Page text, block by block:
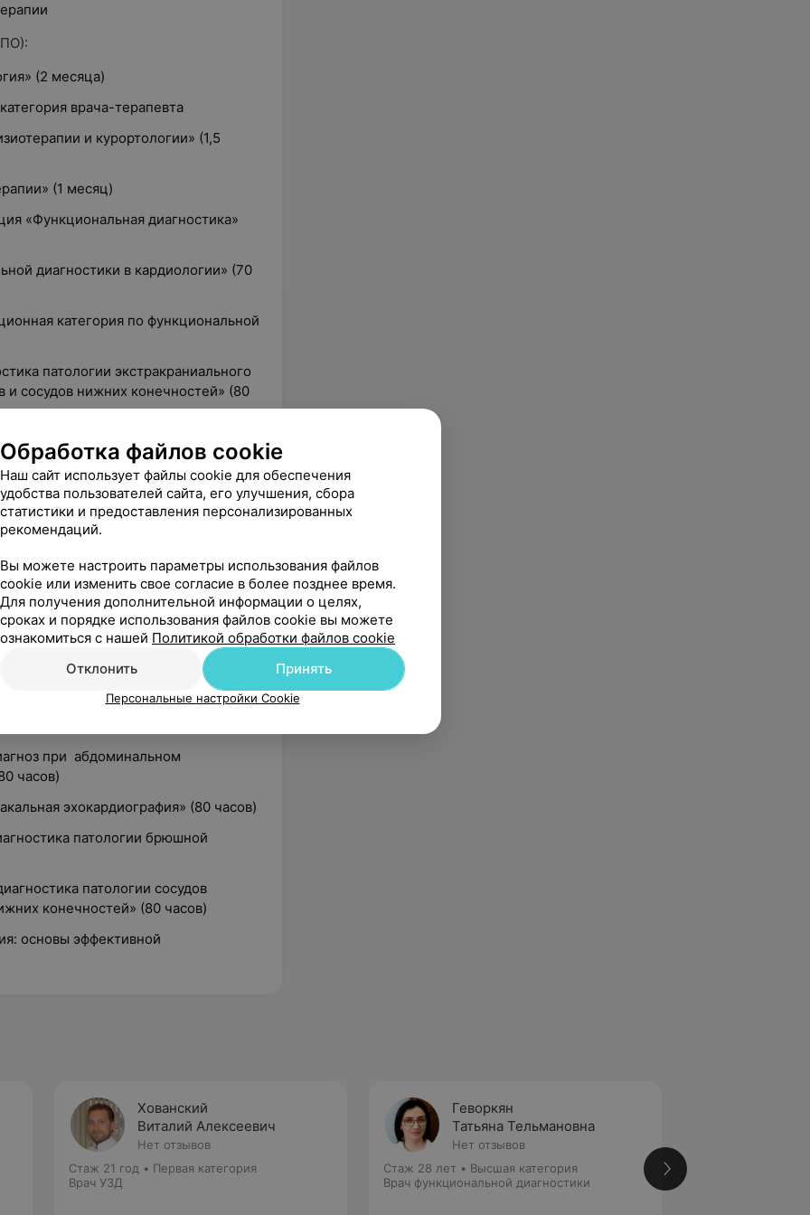
(2 месяца)
врача-терапевта
и курортологии» (1,5
(1 месяц)
«Функциональная диагностика»
диагностики в кардиологии» (70
категория по функциональной
патологии экстракраниального
и сосудов нижних конечностей» (80
приобретенных пороков
«Ультразвуковая диагностика» (765
категория — врач
пороков сердца» (80
заболеваний сердца и сосудов»
патологии сосудов нижних
сонографии» (6 часов)
при абдоминальном
часов)
эхокардиография» (80 часов)
патологии брюшной
патологии сосудов
конечностей» (80 часов)
основы эффективной
Хованский
Виталий Алексеевич
Нет отзывов
Стаж 21 год • Первая категория
Врач УЗД
Геворкян
Татьяна Тельмановна
Нет отзывов
Стаж 28 лет • Высшая категория
Врач функциональной диагностики
Обработка файлов cookie
Наш сайт использует файлы cookie для обеспечения
удобства пользователей сайта, его улучшения, сбора
статистики и предоставления персонализированных
рекомендаций.
Вы можете настроить параметры использования файлов
cookie или изменить свое согласие в более позднее время.
Для получения дополнительной информации о целях,
сроках и порядке использования файлов cookie вы можете
ознакомиться с нашей Политикой обработки файлов cookie
Отклонить
Принять
Персональные настройки Cookie